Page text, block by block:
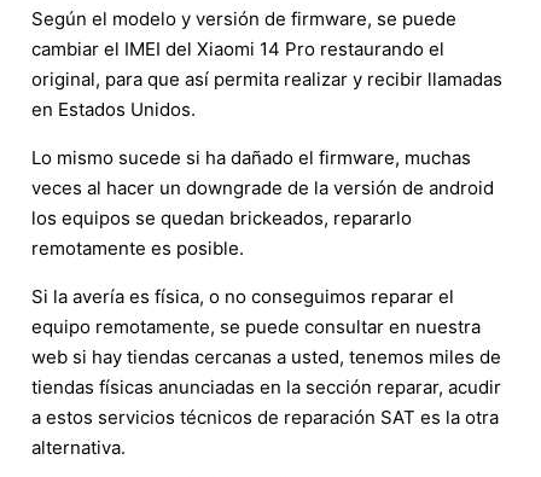
Según el modelo y versión de firmware, se puede
cambiar el IMEI del Xiaomi 14 Pro restaurando el
original, para que así permita realizar y recibir llamadas
en Estados Unidos.
Lo mismo sucede si ha dañado el firmware, muchas
veces al hacer un downgrade de la versión de android
los equipos se quedan brickeados, repararlo
remotamente es posible.
Si la avería es física, o no conseguimos reparar el
equipo remotamente, se puede consultar en nuestra
web si hay tiendas cercanas a usted, tenemos miles de
tiendas físicas anunciadas en la sección reparar, acudir
a estos servicios técnicos de reparación SAT es la otra
alternativa.